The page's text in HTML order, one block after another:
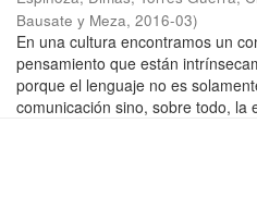
Bausate y Meza, 2016-03)
En una cultura encontramos un
pensamiento que están
porque el lenguaje no es
comunicación sino, sobre todo, la